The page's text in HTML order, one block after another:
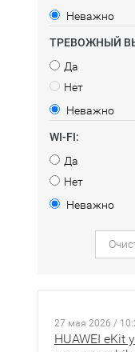
Неважно
ТРЕВОЖНЫЙ
Да
Нет
Неважно
WI-FI:
Да
Нет
Неважно
27 мая 2026 /
HUAWEI eKit